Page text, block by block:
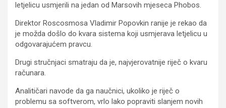
letjelicu usmjerili na jedan od Marsovih mjeseca Phobos.
Direktor Roscosmosa Vladimir Popovkin ranije je rekao da
je možda došlo do kvara sistema koji usmjerava letjelicu u
odgovarajućem pravcu.
Drugi stručnjaci smatraju da je, najvjerovatnije riječ o kvaru
računara.
Analitičari navode da ga naučnici, ukoliko je riječ o
problemu sa softverom, vrlo lako popraviti slanjem novih